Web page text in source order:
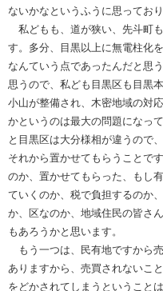
ないかなというふうに思っており
私どもも、道が狭い、先斗町
す。多分、目黒以上に無電柱化
なんていう点であったんだと思
思うので、私ども目黒区も目黒
小山が整備され、木密地域の対
かというのは最大の問題になっ
と目黒区は大分様相が違うので
それから置かせてもらうことで
のか、置かせてもらった、もし
ていくのか、税で負担するのか
か、区なのか、地域住民の皆さ
もあろうかと思います。
もう一つは、民有地ですから
ありますから、売買されないこ
をどかされてしまうということ